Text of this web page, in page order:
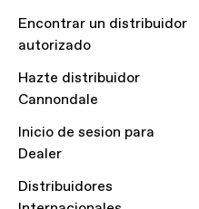
Encontrar un distribuidor
autorizado
Hazte distribuidor
Cannondale
Inicio de sesion para
Dealer
Distribuidores